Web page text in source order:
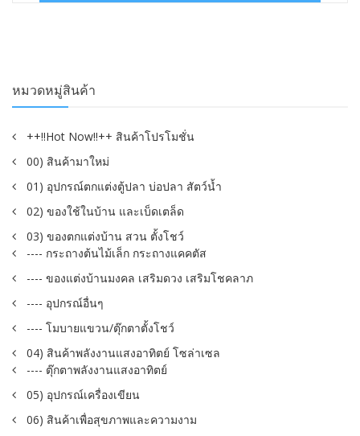
หมวดหมู่สินค้า
++!!Hot Now!!++ สินค้าโปรโมชั่น
00) สินค้ามาใหม่
01) อุปกรณ์ตกแต่งตู้ปลา บ่อปลา สัตว์น้ำ
02) ของใช้ในบ้าน และเบ็ดเตล็ด
03) ของตกแต่งบ้าน สวน ตั้งโชว์
---- กระถางต้นไม้เล็ก กระถางแคคตัส
---- ของแต่งบ้านมงคล เสริมดวง เสริมโชคลาภ
---- อุปกรณ์อื่นๆ
---- โมบายแขวน/ตุ๊กตาตั้งโชว์
04) สินค้าพลังงานแสงอาทิตย์ โซล่าเซล
---- ตุ๊กตาพลังงานแสงอาทิตย์
05) อุปกรณ์เครื่องเขียน
06) สินค้าเพื่อสุขภาพและความงาม